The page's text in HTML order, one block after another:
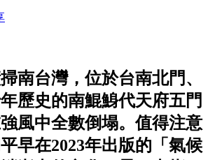
南台灣，位於台南北門、
歷史的南鯤鯓代天府五門
風中全數倒塌。值得注意
早在2023年出版的「氣候